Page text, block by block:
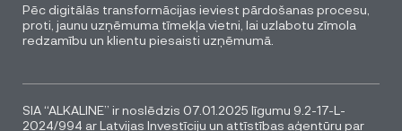
Pēc digitālās transformācijas ieviest pārdošanas procesu,
proti, jaunu uzņēmuma tīmekļa vietni, lai uzlabotu zīmola
redzamību un klientu piesaisti uzņēmumā.
SIA “ALKALINE” ir noslēdzis 07.01.2025 līgumu 9.2-17-L-
2024/994 ar Latvijas Investīciju un attīstības aģentūru par